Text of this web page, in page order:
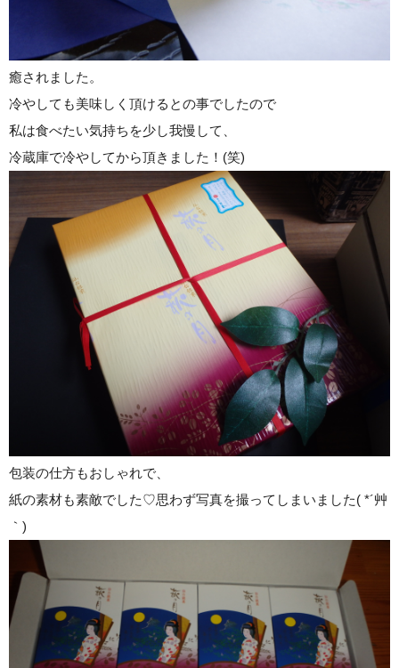
癒されました。
冷やしても美味しく頂けるとの事でしたので
私は食べたい気持ちを少し我慢して、
冷蔵庫で冷やしてから頂きました！(笑)
包装の仕方もおしゃれで、
紙の素材も素敵でした♡思わず写真を撮ってしまいました( *´艸
｀)